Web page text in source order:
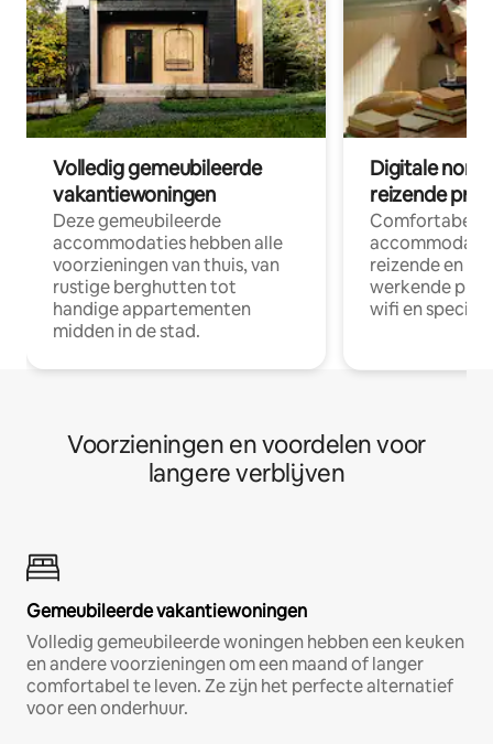
Volledig gemeubileerde
vakantiewoningen
Deze gemeubileerde
accommodaties hebben alle
voorzieningen van thuis, van
rustige berghutten tot
handige appartementen
midden in de stad.
Digitale
reizende
Comfortabele
reizende en
werkende
wifi en
Voorzieningen en voordelen voor
langere verblijven
Gemeubileerde vakantiewoningen
Volledig gemeubileerde woningen hebben een keuken
en andere voorzieningen om een maand of langer
comfortabel te leven. Ze zijn het perfecte alternatief
voor een onderhuur.